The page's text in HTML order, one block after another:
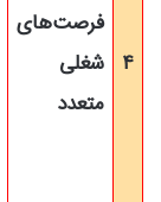
۴
فرصت‌های
شغلی
متعدد